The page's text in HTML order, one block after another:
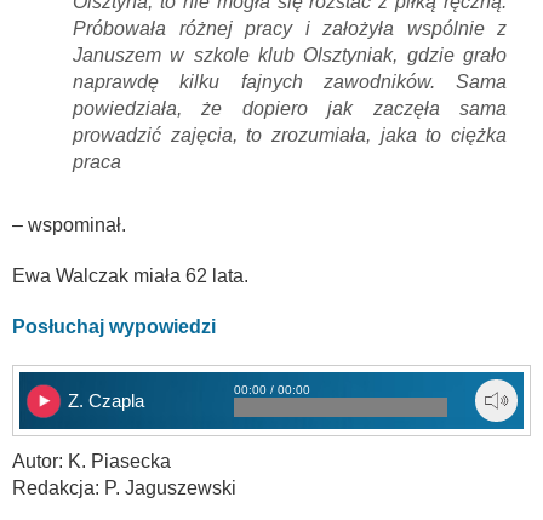
Próbowała różnej pracy i założyła wspólnie z
Januszem w szkole klub Olsztyniak, gdzie grało
naprawdę kilku fajnych zawodników. Sama
powiedziała, że dopiero jak zaczęła sama
prowadzić zajęcia, to zrozumiała, jaka to ciężka
praca
– wspominał.
Ewa Walczak miała 62 lata.
Posłuchaj wypowiedzi
Z. Czapla
00:00 / 00:00
Autor: K. Piasecka
Redakcja: P. Jaguszewski